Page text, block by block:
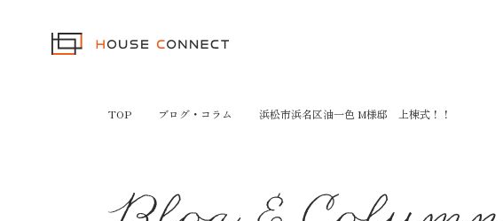
TOP ブログ・コラム 浜松市浜名区油一色 M様邸 上棟式！！